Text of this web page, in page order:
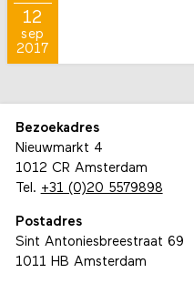
12
sep
2017
Bezoekadres
Nieuwmarkt 4
1012 CR Amsterdam
Tel. +31 (0)20 5579898
Postadres
Sint Antoniesbreestraat 69
1011 HB Amsterdam